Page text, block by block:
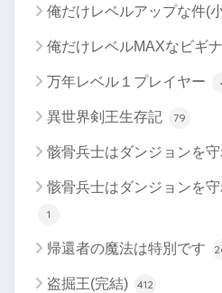
俺だけレベルアップな件(
俺だけレベルMAXなビギ
万年レベル１プレイヤー
異世界剣王生存記 79
骸骨兵士はダンジョンを
骸骨兵士はダンジョンを
1
帰還者の魔法は特別です
盗掘王(完結) 412